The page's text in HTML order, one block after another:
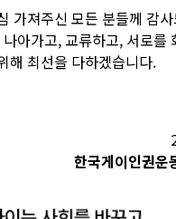
가져주신 모든 분들께 감
아가고, 교류하고, 서로를
해 최선을 다하겠습니다.
한국게이인권운